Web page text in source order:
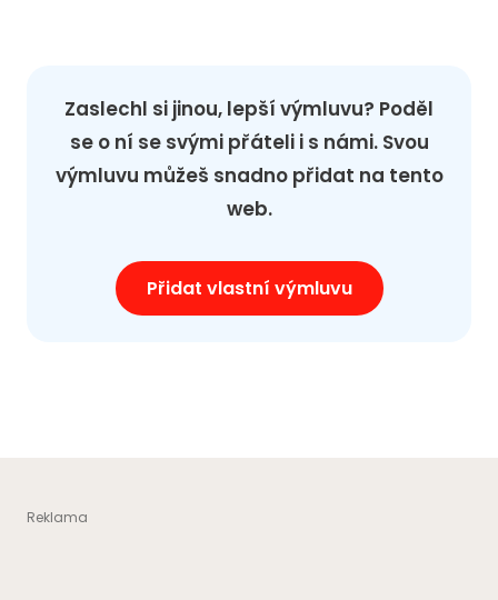
Zaslechl si jinou, lepší výmluvu? Poděl
se o ní se svými přáteli i s námi. Svou
výmluvu můžeš snadno přidat na tento
web.
Přidat vlastní výmluvu